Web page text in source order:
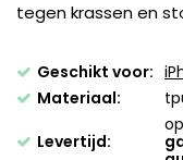
tegen krassen en
Geschikt voor:
Materiaal:
Levertijd: